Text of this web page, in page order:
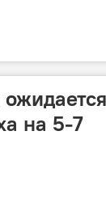
на 5-7